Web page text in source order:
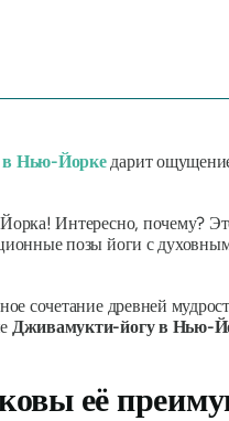
в Нью-Йоркедарит
Интересно, почему?
позы йоги с
сочетание древней
Дживамукти-йогу в Нью-
её